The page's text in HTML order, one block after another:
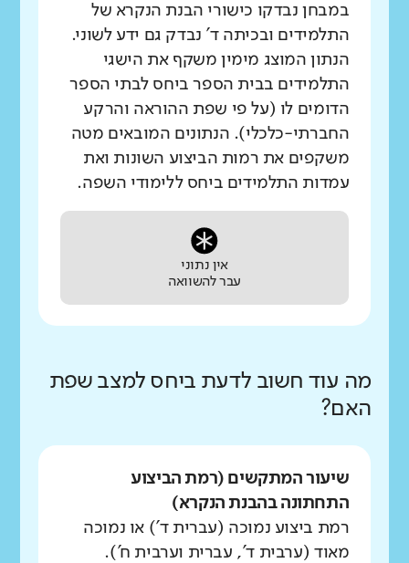
במבחן נבדקו כישורי הבנת הנקרא של
התלמידים ובכיתה ד' נבדק גם ידע לשוני.
הנתון המוצג מימין משקף את הישגי
התלמידים בבית הספר ביחס לבתי הספר
הדומים לו (על פי שפת ההוראה והרקע
החברתי-כלכלי). הנתונים המובאים מטה
משקפים את רמות הביצוע השונות ואת
עמדות התלמידים ביחס ללימודי השפה.
אין נתוני
עבר להשוואה
מה עוד חשוב לדעת ביחס למצב שפת
האם?
שיעור המתקשים (רמת הביצוע
התחתונה בהבנת הנקרא)
רמת ביצוע נמוכה (עברית ד') או נמוכה
מאוד (ערבית ד', עברית וערבית ח').